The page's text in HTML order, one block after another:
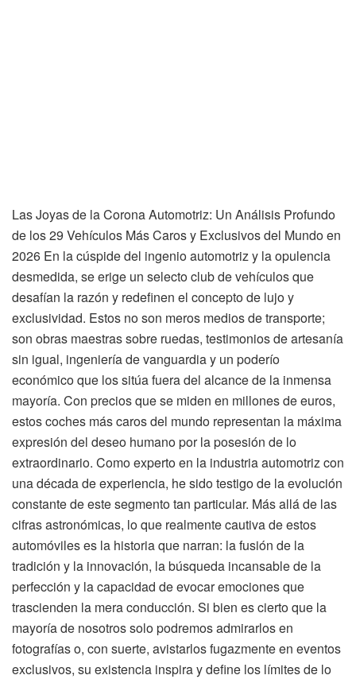
Las Joyas de la Corona Automotriz: Un Análisis Profundo
de los 29 Vehículos Más Caros y Exclusivos del Mundo en
2026 En la cúspide del ingenio automotriz y la opulencia
desmedida, se erige un selecto club de vehículos que
desafían la razón y redefinen el concepto de lujo y
exclusividad. Estos no son meros medios de transporte;
son obras maestras sobre ruedas, testimonios de artesanía
sin igual, ingeniería de vanguardia y un poderío
económico que los sitúa fuera del alcance de la inmensa
mayoría. Con precios que se miden en millones de euros,
estos coches más caros del mundo representan la máxima
expresión del deseo humano por la posesión de lo
extraordinario. Como experto en la industria automotriz con
una década de experiencia, he sido testigo de la evolución
constante de este segmento tan particular. Más allá de las
cifras astronómicas, lo que realmente cautiva de estos
automóviles es la historia que narran: la fusión de la
tradición y la innovación, la búsqueda incansable de la
perfección y la capacidad de evocar emociones que
trascienden la mera conducción. Si bien es cierto que la
mayoría de nosotros solo podremos admirarlos en
fotografías o, con suerte, avistarlos fugazmente en eventos
exclusivos, su existencia inspira y define los límites de lo